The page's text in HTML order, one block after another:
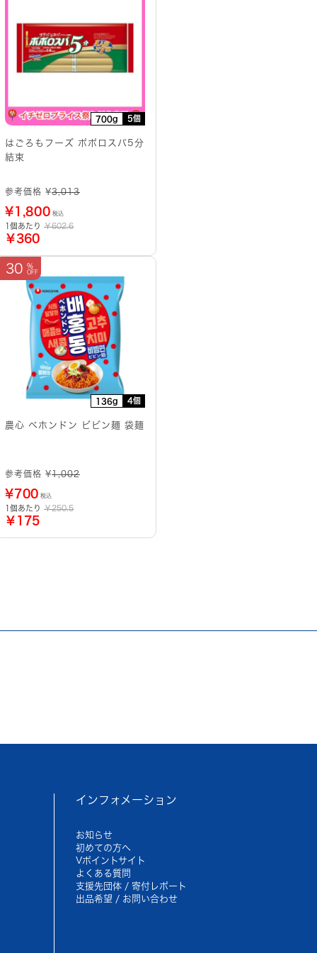
700g 5個
はごろもフーズ ポポロスパ5分
結束
参考価格 ¥3,013
¥1,800 税込
1個あたり ￥602.6
￥360
136g 4個
30
農心 ベホンドン ビビン麺 袋麺
参考価格 ¥1,002
¥700 税込
1個あたり ￥250.5
￥175
インフォメーション
お知らせ
初めての方へ
Vポイントサイト
よくある質問
支援先団体 / 寄付レポート
出品希望 / お問い合わせ